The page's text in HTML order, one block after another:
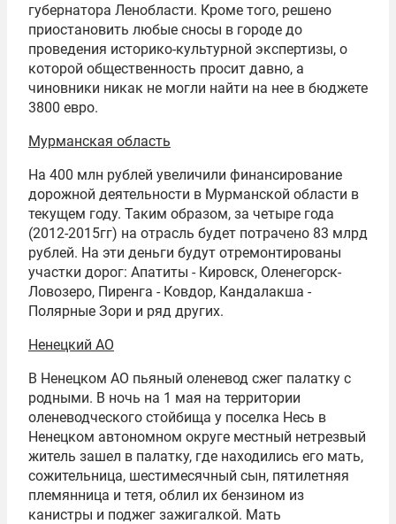
губернатора Ленобласти. Кроме того, решено
приостановить любые сносы в городе до
проведения историко-культурной экспертизы, о
которой общественность просит давно, а
чиновники никак не могли найти на нее в бюджете
3800 евро.
Мурманская область
На 400 млн рублей увеличили финансирование
дорожной деятельности в Мурманской области в
текущем году. Таким образом, за четыре года
(2012-2015гг) на отрасль будет потрачено 83 млрд
рублей. На эти деньги будут отремонтированы
участки дорог: Апатиты - Кировск, Оленегорск-
Ловозеро, Пиренга - Ковдор, Кандалакша -
Полярные Зори и ряд других.
Ненецкий АО
В Ненецком АО пьяный оленевод сжег палатку с
родными. В ночь на 1 мая на территории
оленеводческого стойбища у поселка Несь в
Ненецком автономном округе местный нетрезвый
житель зашел в палатку, где находились его мать,
сожительница, шестимесячный сын, пятилетняя
племянница и тетя, облил их бензином из
канистры и поджег зажигалкой. Мать